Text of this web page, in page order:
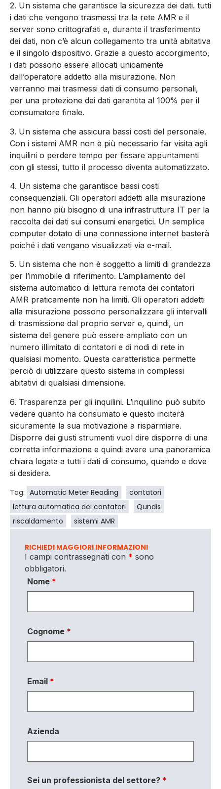
2. Un sistema che garantisce la sicurezza dei dati. tutti
i dati che vengono trasmessi tra la rete AMR e il
server sono crittografati e, durante il trasferimento
dei dati, non c’è alcun collegamento tra unità abitativa
e il singolo dispositivo. Grazie a questo accorgimento,
i dati possono essere allocati unicamente
dall’operatore addetto alla misurazione. Non
verranno mai trasmessi dati di consumo personali,
per una protezione dei dati garantita al 100% per il
consumatore finale.
3. Un sistema che assicura bassi costi del personale.
Con i sistemi AMR non è più necessario far visita agli
inquilini o perdere tempo per fissare appuntamenti
con gli stessi, tutto il processo diventa automatizzato.
4. Un sistema che garantisce bassi costi
consequenziali. Gli operatori addetti alla misurazione
non hanno più bisogno di una infrastruttura IT per la
raccolta dei dati sui consumi energetici. Un semplice
computer dotato di una connessione internet basterà
poiché i dati vengano visualizzati via e-mail.
5. Un sistema che non è soggetto a limiti di grandezza
per l’immobile di riferimento. L’ampliamento del
sistema automatico di lettura remota dei contatori
AMR praticamente non ha limiti. Gli operatori addetti
alla misurazione possono personalizzare gli intervalli
di trasmissione dal proprio server e, quindi, un
sistema del genere può essere ampliato con un
numero illimitato di contatori e di nodi di rete in
qualsiasi momento. Questa caratteristica permette
perciò di utilizzare questo sistema in complessi
abitativi di qualsiasi dimensione.
6. Trasparenza per gli inquilini. L’inquilino può subito
vedere quanto ha consumato e questo inciterà
sicuramente la sua motivazione a risparmiare.
Disporre dei giusti strumenti vuol dire disporre di una
corretta informazione e quindi avere una panoramica
chiara legata a tutti i dati di consumo, quando e dove
si desidera.
Tag: Automatic Meter Reading
contatori
lettura automatica dei contatori
Qundis
riscaldamento
sistemi AMR
RICHIEDI MAGGIORI INFORMAZIONI
I campi contrassegnati con * sono
obbligatori.
Nome *
Cognome *
Email *
Azienda
Sei un professionista del settore? *